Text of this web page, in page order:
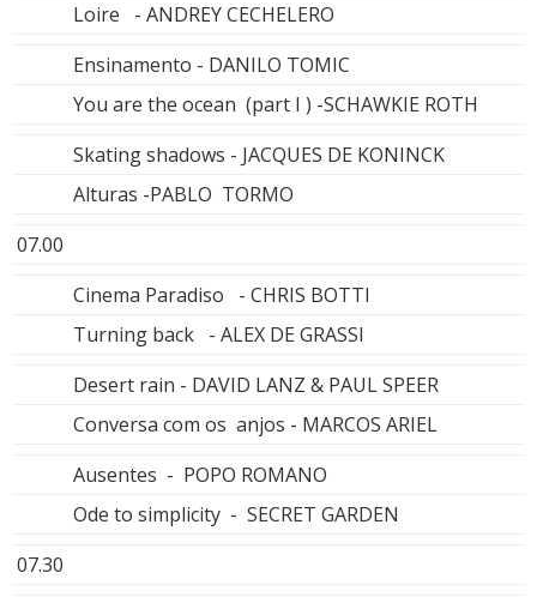
Loire - ANDREY CECHELERO
Ensinamento - DANILO TOMIC
You are the ocean (part I ) -SCHAWKIE ROTH
Skating shadows - JACQUES DE KONINCK
Alturas -PABLO TORMO
07.00
Cinema Paradiso - CHRIS BOTTI
Turning back - ALEX DE GRASSI
Desert rain - DAVID LANZ & PAUL SPEER
Conversa com os anjos - MARCOS ARIEL
Ausentes - POPO ROMANO
Ode to simplicity - SECRET GARDEN
07.30